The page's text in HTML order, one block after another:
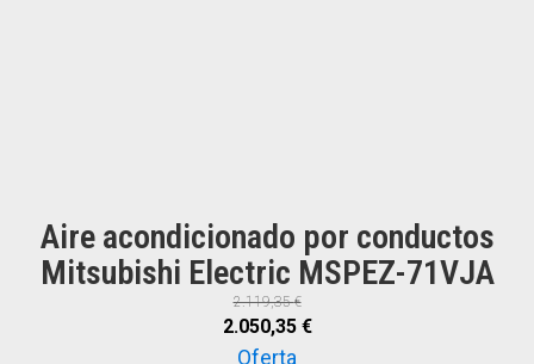
Aire acondicionado por conductos
Mitsubishi Electric MSPEZ-71VJA
2.119,35€
El
precio
2.050,35 €El
Oferta